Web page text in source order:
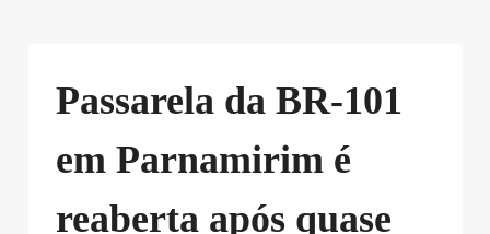
Passarela da BR-101
em Parnamirim é
reaberta após quase